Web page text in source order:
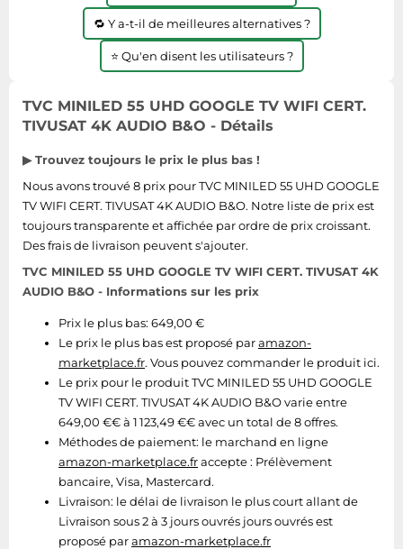
🔁 Y a-t-il de meilleures alternatives ?
⭐ Qu'en disent les utilisateurs ?
TVC MINILED 55 UHD GOOGLE TV WIFI CERT.
TIVUSAT 4K AUDIO B&O - Détails
▶ Trouvez toujours le prix le plus bas !
Nous avons trouvé 8 prix pour TVC MINILED 55 UHD GOOGLE
TV WIFI CERT. TIVUSAT 4K AUDIO B&O. Notre liste de prix est
toujours transparente et affichée par ordre de prix croissant.
Des frais de livraison peuvent s'ajouter.
TVC MINILED 55 UHD GOOGLE TV WIFI CERT. TIVUSAT 4K
AUDIO B&O - Informations sur les prix
Prix le plus bas: 649,00 €
Le prix le plus bas est proposé paramazon-
marketplace.fr. Vous pouvez commander le produit ici.
Le prix pour le produit TVC MINILED 55 UHD GOOGLE
TV WIFI CERT. TIVUSAT 4K AUDIO B&O varie entre
649,00 €€ à 1 123,49 €€ avec un total de 8 offres.
Méthodes de paiement: le marchand en ligne
amazon-marketplace.fraccepte : Prélèvement
bancaire, Visa, Mastercard.
Livraison: le délai de livraison le plus court allant de
Livraison sous 2 à 3 jours ouvrés jours ouvrés est
proposé paramazon-marketplace.fr